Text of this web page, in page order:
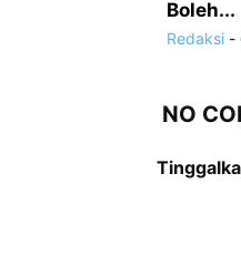
Boleh...
Redaksi -
NO